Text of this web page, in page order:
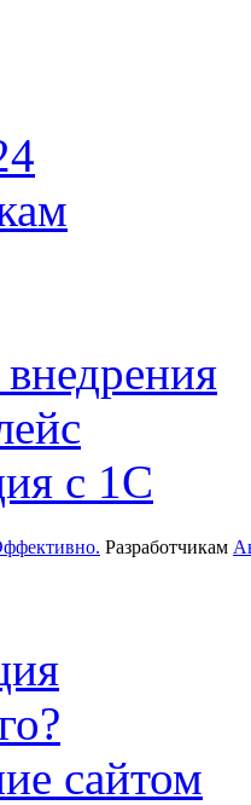
с 1С
Разработчикам
сайтом